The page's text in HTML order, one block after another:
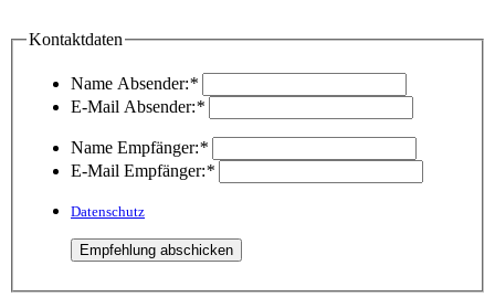
Kontaktdaten
Name Absender:*
E-Mail Absender:*
Name Empfänger:*
E-Mail Empfänger:*
Datenschutz